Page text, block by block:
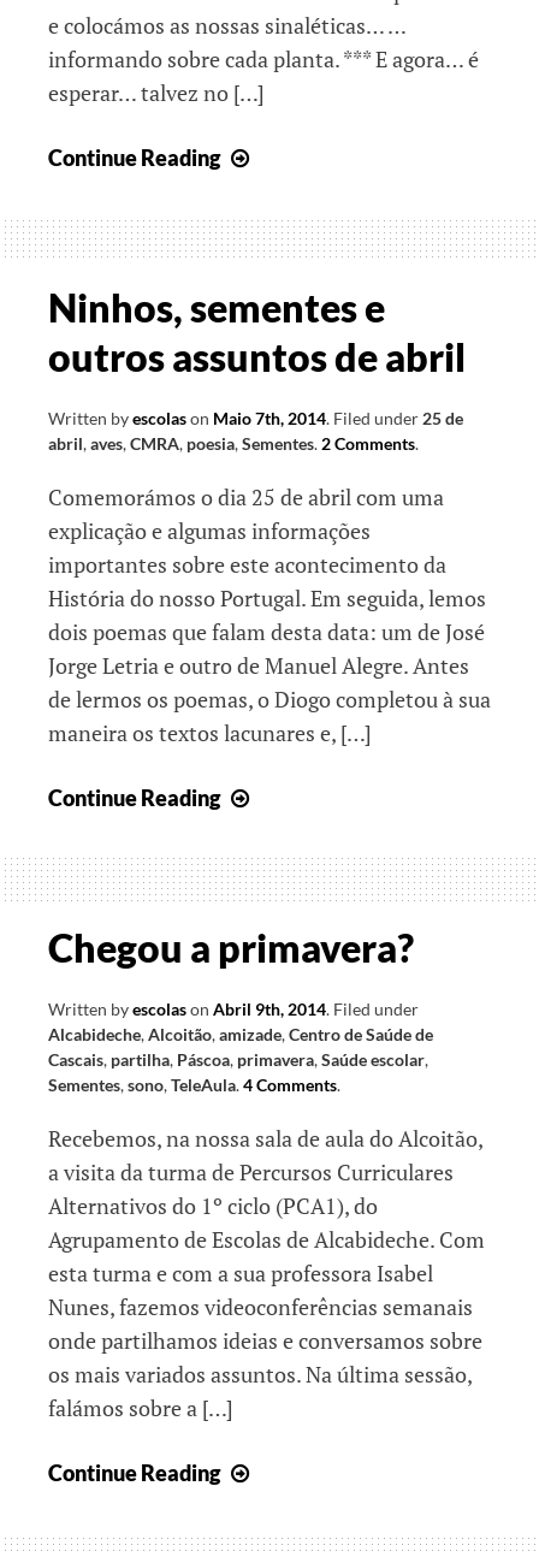
e colocámos as nossas sinaléticas… …
informando sobre cada planta. *** E agora… é
esperar… talvez no […]
Continue Reading
Ninhos, sementes e
outros assuntos de abril
Written byescolason Maio 7th, 2014. Filed under 25 de
abril,aves,CMRA, poesia,Sementes. 2 Comments.
Comemorámos o dia 25 de abril com uma
explicação e algumas informações
importantes sobre este acontecimento da
História do nosso Portugal. Em seguida, lemos
dois poemas que falam desta data: um de José
Jorge Letria e outro de Manuel Alegre. Antes
de lermos os poemas, o Diogo completou à sua
maneira os textos lacunares e, […]
Continue Reading
e
outros
de
Chegou a primavera?
Written byescolason Abril 9th, 2014. Filed under
Alcabideche,Alcoitão,amizade,Centro de Saúde de
Cascais, partilha, Páscoa, primavera,Saúde escolar,
Sementes,sono,TeleAula.4 Comments.
Recebemos, na nossa sala de aula do Alcoitão,
a visita da turma de Percursos Curriculares
Alternativos do 1º ciclo (PCA1), do
Agrupamento de Escolas de Alcabideche. Com
esta turma e com a sua professora Isabel
Nunes, fazemos videoconferências semanais
onde partilhamos ideias e conversamos sobre
os mais variados assuntos. Na última sessão,
falámos sobre a […]
Continue Reading
primavera?